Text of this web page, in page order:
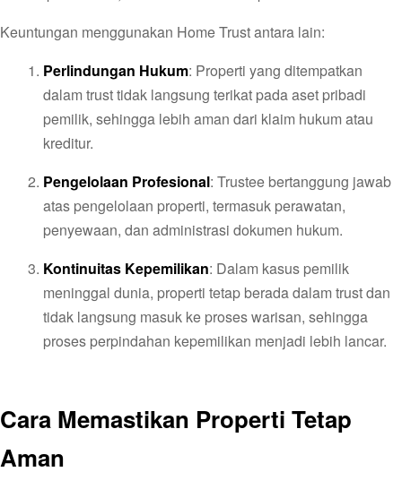
Keuntungan menggunakan Home Trust antara lain:
Perlindungan Hukum: Properti yang ditempatkan
dalam trust tidak langsung terikat pada aset pribadi
pemilik, sehingga lebih aman dari klaim hukum atau
kreditur.
Pengelolaan Profesional: Trustee bertanggung jawab
atas pengelolaan properti, termasuk perawatan,
penyewaan, dan administrasi dokumen hukum.
Kontinuitas Kepemilikan: Dalam kasus pemilik
meninggal dunia, properti tetap berada dalam trust dan
tidak langsung masuk ke proses warisan, sehingga
proses perpindahan kepemilikan menjadi lebih lancar.
Cara Memastikan Properti Tetap
Aman